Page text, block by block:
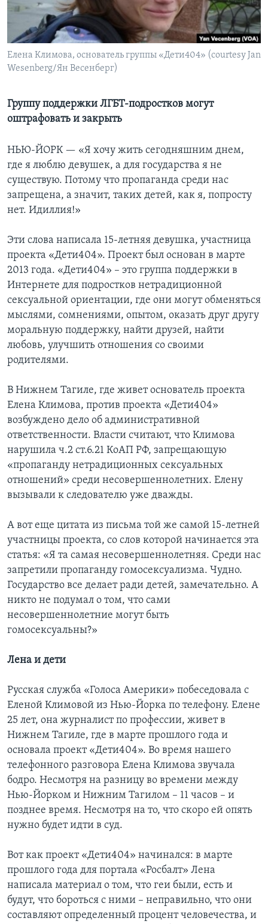
Learning English
СОЦИАЛЬНЫЕ СЕТИ
Языки
Елена Климова, основатель группы «Дети404» (courtesy Jan
Wesenberg/Ян Весенберг)
Группу поддержки ЛГБТ-подростков могут
оштрафовать и закрыть
НЬЮ-ЙОРК — «Я хочу жить сегодняшним днем,
где я люблю девушек, а для государства я не
существую. Потому что пропаганда среди нас
запрещена, а значит, таких детей, как я, попросту
нет. Идиллия!»
Эти слова написала 15-летняя девушка, участница
проекта «Дети404». Проект был основан в марте
2013 года. «Дети404» – это группа поддержки в
Интернете для подростков нетрадиционной
сексуальной ориентации, где они могут обменяться
мыслями, сомнениями, опытом, оказать друг другу
моральную поддержку, найти друзей, найти
любовь, улучшить отношения со своими
родителями.
В Нижнем Тагиле, где живет основатель проекта
Елена Климова, против проекта «Дети404»
возбуждено дело об административной
ответственности. Власти считают, что Климова
нарушила ч.2 ст.6.21 КоАП РФ, запрещающую
«пропаганду нетрадиционных сексуальных
отношений» среди несовершеннолетних. Елену
вызывали к следователю уже дважды.
А вот еще цитата из письма той же самой 15-летней
участницы проекта, со слов которой начинается эта
статья: «Я та самая несовершеннолетняя. Среди нас
запретили пропаганду гомосексуализма. Чудно.
Государство все делает ради детей, замечательно. А
никто не подумал о том, что сами
несовершеннолетние могут быть
гомосексуальны?»
Лена и дети
Русская служба «Голоса Америки» побеседовала с
Еленой Климовой из Нью-Йорка по телефону. Елене
25 лет, она журналист по профессии, живет в
Нижнем Тагиле, где в марте прошлого года и
основала проект «Дети404». Во время нашего
телефонного разговора Елена Климова звучала
бодро. Несмотря на разницу во времени между
Нью-Йорком и Нижним Тагилом – 11 часов – и
позднее время. Несмотря на то, что скоро ей опять
нужно будет идти в суд.
Вот как проект «Дети404» начинался: в марте
прошлого года для портала «Росбалт» Лена
написала материал о том, что геи были, есть и
будут, что бороться с ними – неправильно, что они
составляют определенный процент человечества, и